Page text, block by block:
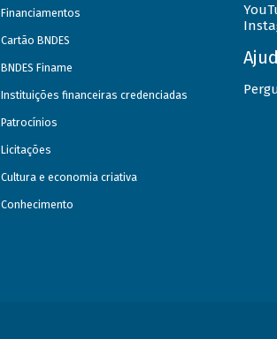
Financiamentos
Cartão BNDES
BNDES Finame
Instituições financeiras credenciadas
Patrocínios
Licitações
Cultura e economia criativa
Conhecimento